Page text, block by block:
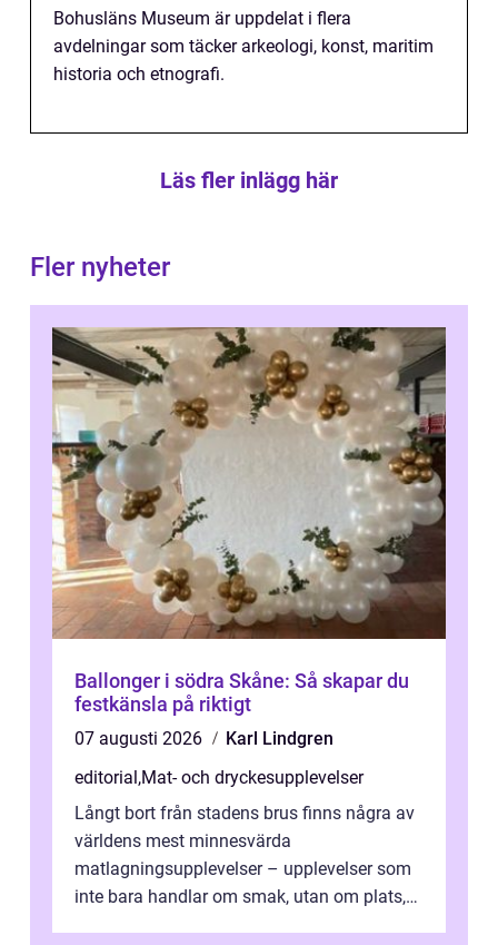
Bohusläns Museum är uppdelat i flera
avdelningar som täcker arkeologi, konst, maritim
historia och etnografi.
Läs fler inlägg här
Fler nyheter
Ballonger i södra Skåne: Så skapar du
festkänsla på riktigt
07 augusti 2026
Karl Lindgren
editorial,Mat- och dryckesupplevelser
Långt bort från stadens brus finns några av
världens mest minnesvärda
matlagningsupplevelser – upplevelser som
inte bara handlar om smak, utan om plats,